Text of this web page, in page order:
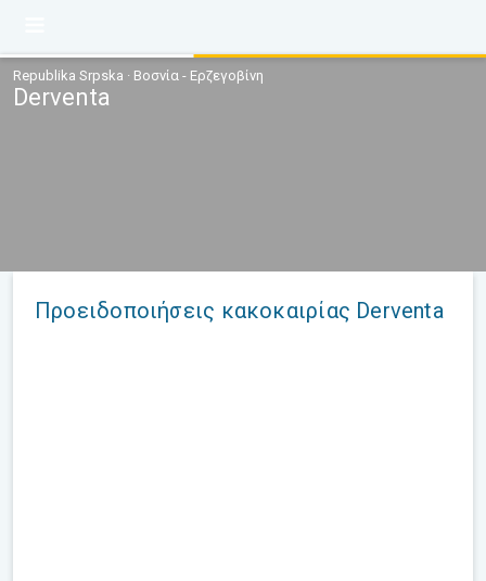
Republika Srpska · Βοσνία - Ερζεγοβίνη
Derventa
Προειδοποιήσεις κακοκαιρίας Derventa